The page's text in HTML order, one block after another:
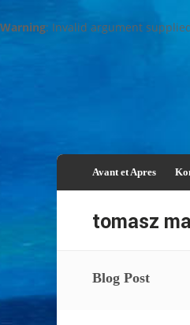
Warning: Invalid argument
Avant et Apres
Blog Post